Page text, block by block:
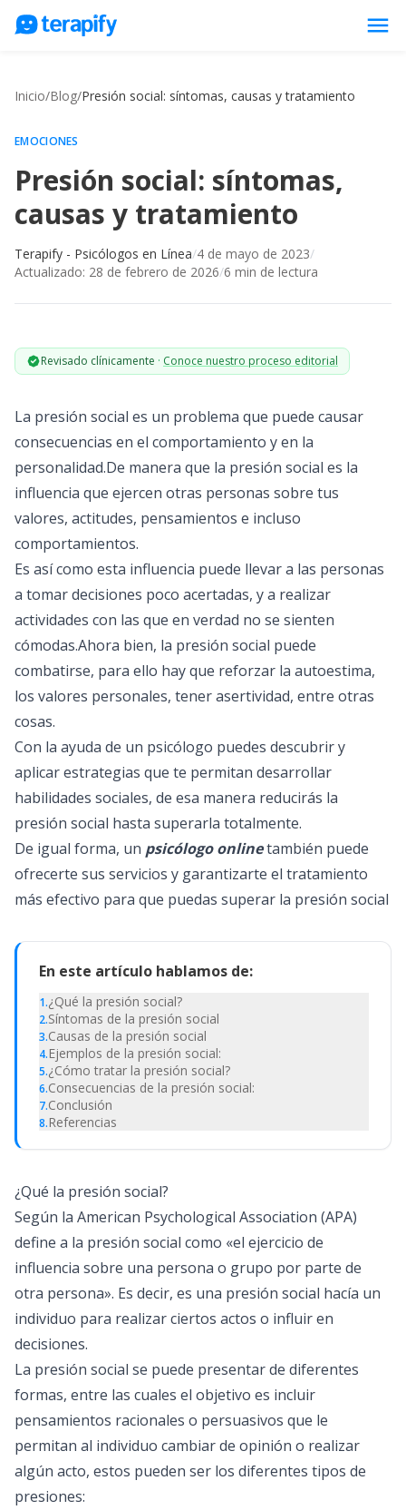
menu
Opiniones
Empresas
Preguntas frecuentes
Trabaja con nosotros
Inicio/Blog/Presión social: síntomas, causas y tratamiento
EMOCIONES
Presión social: síntomas,
causas y tratamiento
Terapify - Psicólogos en Línea/4 de mayo de 2023/
Actualizado: 28 de febrero de 2026/6 min de lectura
Revisado clínicamente · Conoce nuestro proceso editorial
La presión social es un problema que puede causar
consecuencias en el comportamiento y en la
personalidad.De manera que la presión social es la
influencia que ejercen otras personas sobre tus
valores, actitudes, pensamientos e incluso
comportamientos.
Es así como esta influencia puede llevar a las personas
a tomar decisiones poco acertadas, y a realizar
actividades con las que en verdad no se sienten
cómodas.Ahora bien, la presión social puede
combatirse, para ello hay que reforzar la autoestima,
los valores personales, tener asertividad, entre otras
cosas.
Con la ayuda de un psicólogo puedes descubrir y
aplicar estrategias que te permitan desarrollar
habilidades sociales, de esa manera reducirás la
presión social hasta superarla totalmente.
De igual forma, un psicólogo onlinetambién puede
ofrecerte sus servicios y garantizarte el tratamiento
más efectivo para que puedas superar la presión social
En este artículo hablamos de:
1.¿Qué la presión social?
2.Síntomas de la presión social
3.Causas de la presión social
4.Ejemplos de la presión social:
5.¿Cómo tratar la presión social?
6.Consecuencias de la presión social:
7.Conclusión
8.Referencias
¿Qué la presión social?
Según la American Psychological Association (APA)
define a la presión social como «el ejercicio de
influencia sobre una persona o grupo por parte de
otra persona». Es decir, es una presión social hacía un
individuo para realizar ciertos actos o influir en
decisiones.
La presión social se puede presentar de diferentes
formas, entre las cuales el objetivo es incluir
pensamientos racionales o persuasivos que le
permitan al individuo cambiar de opinión o realizar
algún acto, estos pueden ser los diferentes tipos de
presiones: